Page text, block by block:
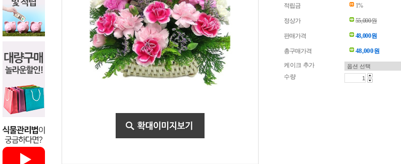
적립금 1%
정상가 55,000원
판매가격 48,000원
총구매가격 48,000원
케이크 추가
수량